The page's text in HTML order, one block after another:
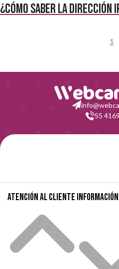
¿Cómo saber la dirección
1
55
Atención al cliente Información